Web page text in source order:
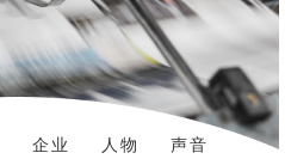
企业 人物
声音